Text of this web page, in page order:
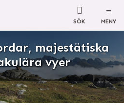
SÖK MENY
majestätiska
vyer